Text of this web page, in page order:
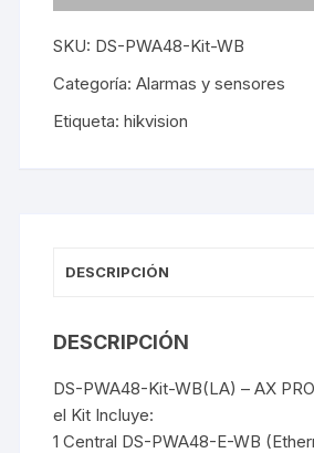
PWA48-
KIT-
Wifi
SKU: DS-PWA48-Kit-WB
Categoría:Alarmas y sensores
Etiqueta:hikvision
DESCRIPCIÓN
DESCRIPCIÓN
DS-PWA48-Kit-WB(LA) – AX
el Kit Incluye:
1 Central DS-PWA48-E-WB